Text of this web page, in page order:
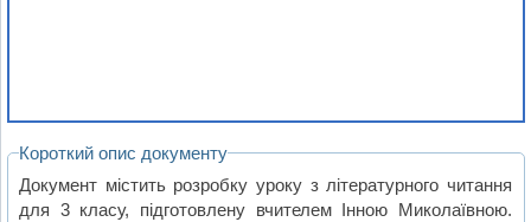
Короткий опис документу
Документ містить розробку уроку з літературного читання
для 3 класу, підготовлену вчителем Інною Миколаївною.